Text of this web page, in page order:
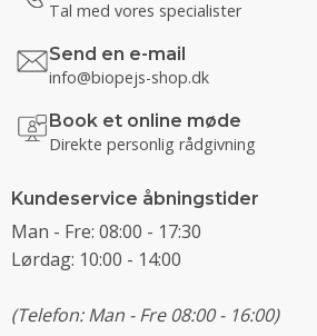
Tal med vores specialister
Send en e-mail
info@biopejs-shop.dk
Book et online møde
Direkte personlig rådgivning
Kundeservice åbningstider
Man - Fre: 08:00 - 17:30
Lørdag: 10:00 - 14:00
(Telefon: Man - Fre 08:00 - 16:00)